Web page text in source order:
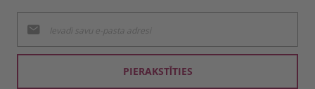
jaunumu
saņemšanai:
PIERAKSTĪTIES